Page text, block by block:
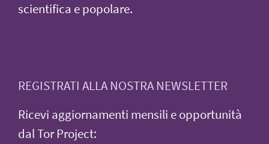
scientifica e popolare.
REGISTRATI ALLA NOSTRA NEWSLETTER
Ricevi aggiornamenti mensili e opportunità
dal Tor Project: